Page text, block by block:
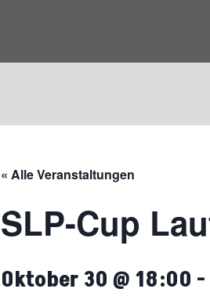
« Alle Veranstaltungen
SLP-Cup
Oktober 30 @ 18:00 -